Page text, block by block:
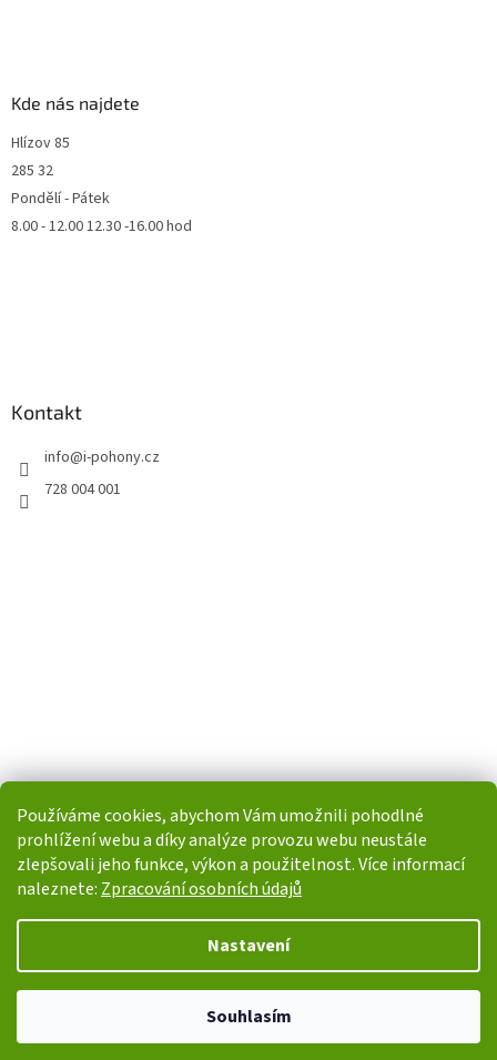
Používáme cookies, abychom Vám umožnili pohodlné
prohlížení webu a díky analýze provozu webu neustále
zlepšovali jeho funkce, výkon a použitelnost. Více informací
naleznete: Zpracování osobních údajů
Nastavení
Souhlasím
Kde nás najdete
Hlízov 85
285 32
Pondělí - Pátek
8.00 - 12.00 12.30 -16.00 hod
Kontakt
info@i-pohony.cz
728 004 001
Copyright 2026i-POHONY.cz. Všechna práva vyhrazena.Upravit
nastavení cookies